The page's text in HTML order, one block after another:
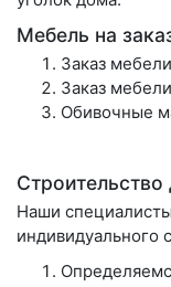
Мебель на
Заказ
Заказ
Обивочные
Наши
индивидуального